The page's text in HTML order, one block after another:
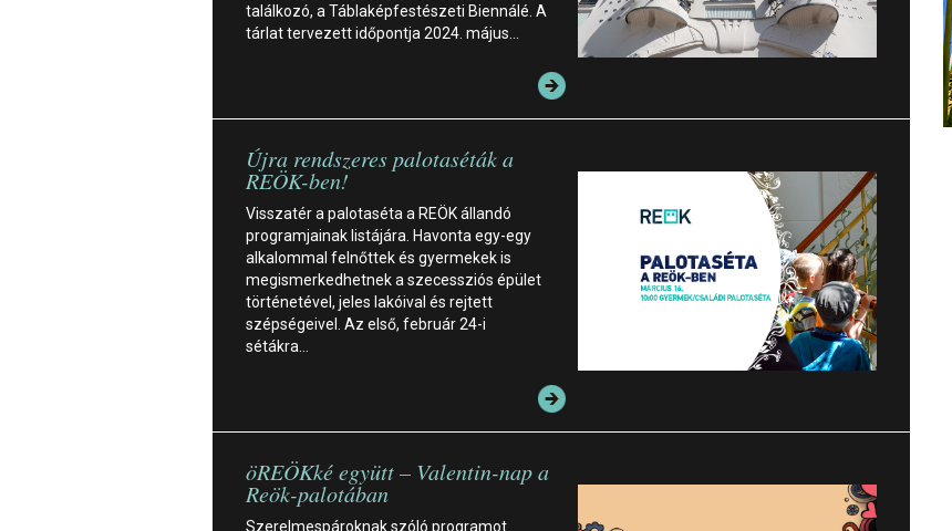
találkozó, a Táblaképfestészeti Biennálé. A
tárlat tervezett időpontja 2024. május…
Újra rendszeres palotaséták a
REÖK-ben!
Visszatér a palotaséta a REÖK állandó
programjainak listájára. Havonta egy-egy
alkalommal felnőttek és gyermekek is
megismerkedhetnek a szecessziós épület
történetével, jeles lakóival és rejtett
szépségeivel. Az első, február 24-i
sétákra…
öREÖKké együtt – Valentin-nap a
Reök-palotában
Szerelmespároknak szóló programot